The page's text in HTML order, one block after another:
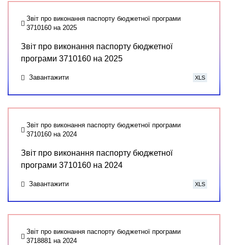
Звіт про виконання паспорту бюджетної програми
3710160 на 2025
Звіт про виконання паспорту бюджетної
програми 3710160 на 2025
Завантажити XLS
Звіт про виконання паспорту бюджетної програми
3710160 на 2024
Звіт про виконання паспорту бюджетної
програми 3710160 на 2024
Завантажити XLS
Звіт про виконання паспорту бюджетної програми
3718881 на 2024